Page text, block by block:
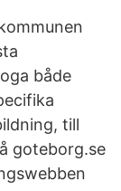
både
till
goteborg.se